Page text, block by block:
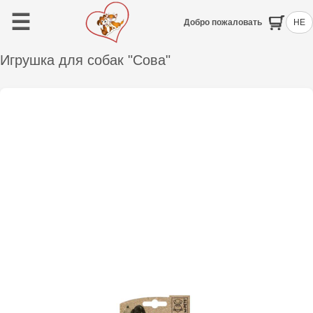
☰ Добро пожаловать HE
Игрушка для собак "Сова"